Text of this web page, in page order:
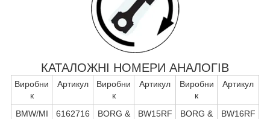
КАТАЛОЖНІ НОМЕРИ АНАЛОГІВ
Виробни
к
Артикул
Виробни
к
Артикул
Виробни
к
Артикул
BMW/MI
6162716
BORG &
BW15RF
BORG &
BW16RF